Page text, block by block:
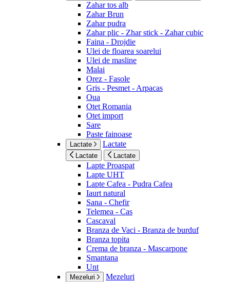
Zahar tos alb
Zahar Brun
Zahar pudra
Zahar plic - Zhar stick - Zahar cubic
Faina - Drojdie
Ulei de floarea soarelui
Ulei de masline
Malai
Orez - Fasole
Gris - Pesmet - Arpacas
Oua
Otet Romania
Otet import
Sare
Paste fainoase
Lactate Lactate
Lactate Lactate
Lapte Proaspat
Lapte UHT
Lapte Cafea - Pudra Cafea
Iaurt natural
Sana - Chefir
Telemea - Cas
Cascaval
Branza de Vaci - Branza de burduf
Branza topita
Crema de branza - Mascarpone
Smantana
Unt
Mezeluri Mezeluri